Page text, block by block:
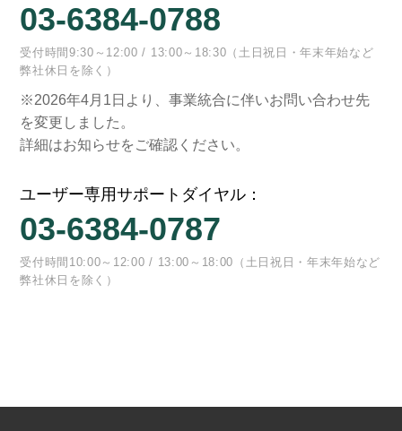
03-6384-0788
受付時間9:30～12:00 / 13:00～18:30（土日祝日・年末年始など
弊社休日を除く）
※2026年4月1日より、事業統合に伴いお問い合わせ先
を変更しました。
詳細はお知らせをご確認ください。
ユーザー専用サポートダイヤル：
03-6384-0787
受付時間10:00～12:00 / 13:00～18:00（土日祝日・年末年始など
弊社休日を除く）